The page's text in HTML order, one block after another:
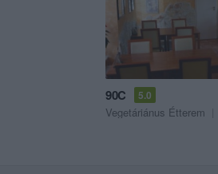
90C 5.0
Vegetáriánus Étterem